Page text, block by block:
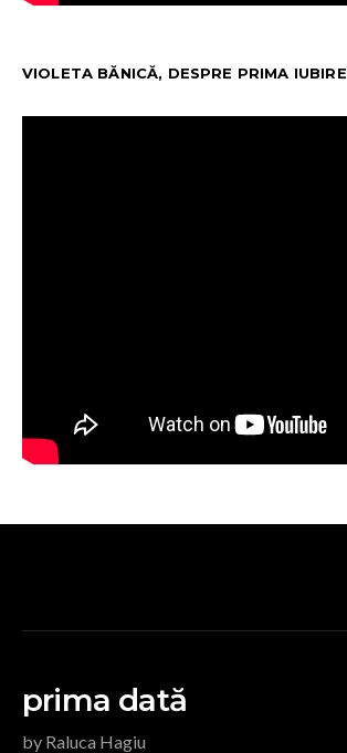
VIOLETA BĂNICĂ, DESPRE PRIMA IUBIRE
prima dată
by Raluca Hagiu